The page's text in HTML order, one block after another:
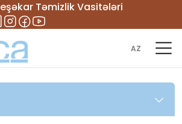
Təmizlik Vasitələri
AZ